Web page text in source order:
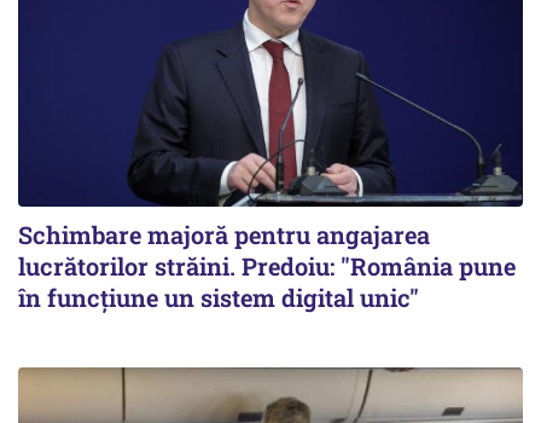
Schimbare majoră pentru angajarea
lucrătorilor străini. Predoiu: "România pune
în funcțiune un sistem digital unic"